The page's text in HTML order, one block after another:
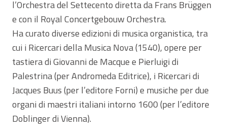
l’Orchestra del Settecento diretta da Frans Brüggen
e con il Royal Concertgebouw Orchestra.
Ha curato diverse edizioni di musica organistica, tra
cui i Ricercari della Musica Nova (1540), opere per
tastiera di Giovanni de Macque e Pierluigi di
Palestrina (per Andromeda Editrice), i Ricercari di
Jacques Buus (per l’editore Forni) e musiche per due
organi di maestri italiani intorno 1600 (per l’editore
Doblinger di Vienna).